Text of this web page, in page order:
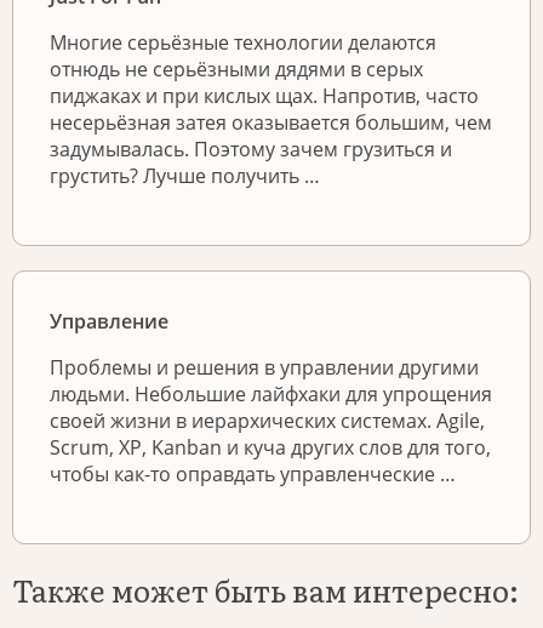
Многие серьёзные технологии делаются
отнюдь не серьёзными дядями в серых
пиджаках и при кислых щах. Напротив, часто
несерьёзная затея оказывается большим, чем
задумывалась. Поэтому зачем грузиться и
грустить? Лучше получить …
Управление
Проблемы и решения в управлении другими
людьми. Небольшие лайфхаки для упрощения
своей жизни в иерархических системах. Agile,
Scrum, XP, Kanban и куча других слов для того,
чтобы как-то оправдать управленческие …
Также может быть вам интересно: